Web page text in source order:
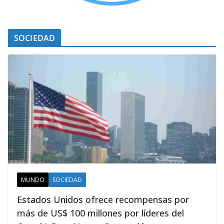
SOCIEDAD
MUNDO SOCIEDAD
Estados Unidos ofrece recompensas por
más de US$ 100 millones por líderes del